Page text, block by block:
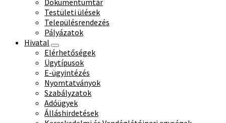
Dokumentumtár
Testületi ülések
Településrendezés
Pályázatok
Hivatal
Elérhetőségek
Ügytípusok
E-ügyintézés
Nyomtatványok
Szabályzatok
Adóügyek
Álláshirdetések